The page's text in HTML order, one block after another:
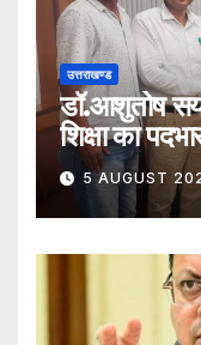
उत्तराखण्ड
डॉ.आशुतोष
शिक्षा का
5 AUGUST